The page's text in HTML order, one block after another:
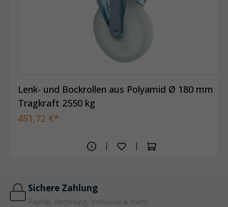
Lenk- und Bockrollen aus Polyamid Ø 180 mm
Tragkraft 2550 kg
451,72 €*
Sichere Zahlung
PayPal, Rechnung, Vorkasse & mehr